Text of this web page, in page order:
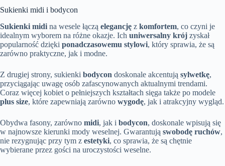
Sukienki midi i bodycon
Sukienki midi na wesele łączą elegancję z komfortem, co czyni je
idealnym wyborem na różne okazje. Ich uniwersalny krój zyskał
popularność dzięki ponadczasowemu stylowi, który sprawia, że są
zarówno praktyczne, jak i modne.
Z drugiej strony, sukienki bodycon doskonale akcentują sylwetkę,
przyciągając uwagę osób zafascynowanych aktualnymi trendami.
Coraz więcej kobiet o pełniejszych kształtach sięga także po modele
plus size, które zapewniają zarówno wygodę, jak i atrakcyjny wygląd.
Obydwa fasony, zarówno midi, jak i bodycon, doskonale wpisują się
w najnowsze kierunki mody weselnej. Gwarantują swobodę ruchów,
nie rezygnując przy tym z estetyki, co sprawia, że są chętnie
wybierane przez gości na uroczystości weselne.